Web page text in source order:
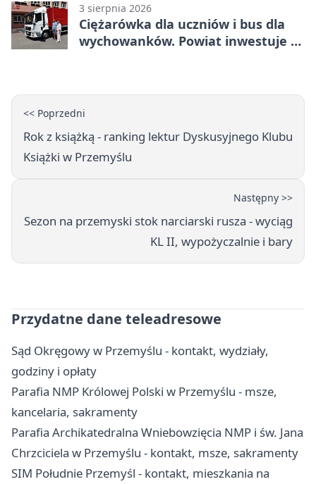
3 sierpnia 2026
Ciężarówka dla uczniów i bus dla
wychowanków. Powiat inwestuje w
<< Poprzedni
Rok z książką - ranking lektur Dyskusyjnego Klubu
Książki w Przemyślu
Następny >>
Sezon na przemyski stok narciarski rusza - wyciąg
KL II, wypożyczalnie i bary
Przydatne dane teleadresowe
Sąd Okręgowy w Przemyślu - kontakt, wydziały,
godziny i opłaty
Parafia NMP Królowej Polski w Przemyślu - msze,
kancelaria, sakramenty
Parafia Archikatedralna Wniebowzięcia NMP i św. Jana
Chrzciciela w Przemyślu - kontakt, msze, sakramenty
SIM Południe Przemyśl - kontakt, mieszkania na